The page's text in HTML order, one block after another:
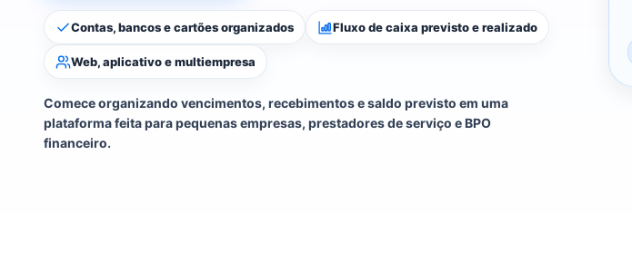
Contas, bancos e cartões organizados Fluxo de caixa previsto e realizado
Web, aplicativo e multiempresa
Comece organizando vencimentos, recebimentos e saldo previsto em uma
plataforma feita para pequenas empresas, prestadores de serviço e BPO
financeiro.